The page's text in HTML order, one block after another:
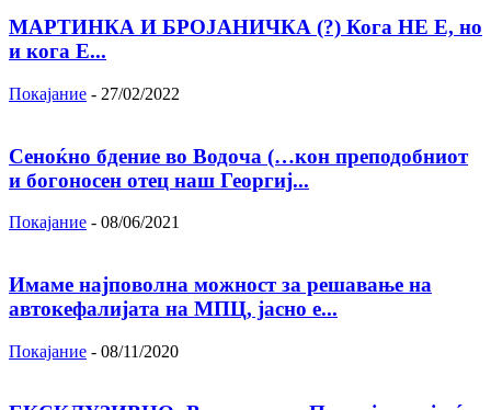
МАРТИНКА И БРОЈАНИЧКА (?) Кога НЕ Е, но
и кога Е...
Покајание - 27/02/2022
Сеноќно бдение во Водоча (…кон преподобниот
и богоносен отец наш Георгиј...
Покајание - 08/06/2021
Имаме најповолна можност за решавање на
автокефалијата на МПЦ, јасно е...
Покајание - 08/11/2020